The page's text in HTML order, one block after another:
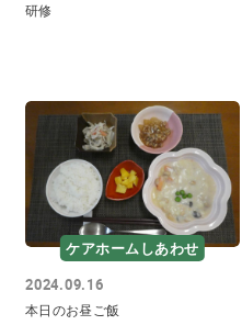
研修
ケアホームしあわせ
2024.09.16
本日のお昼ご飯